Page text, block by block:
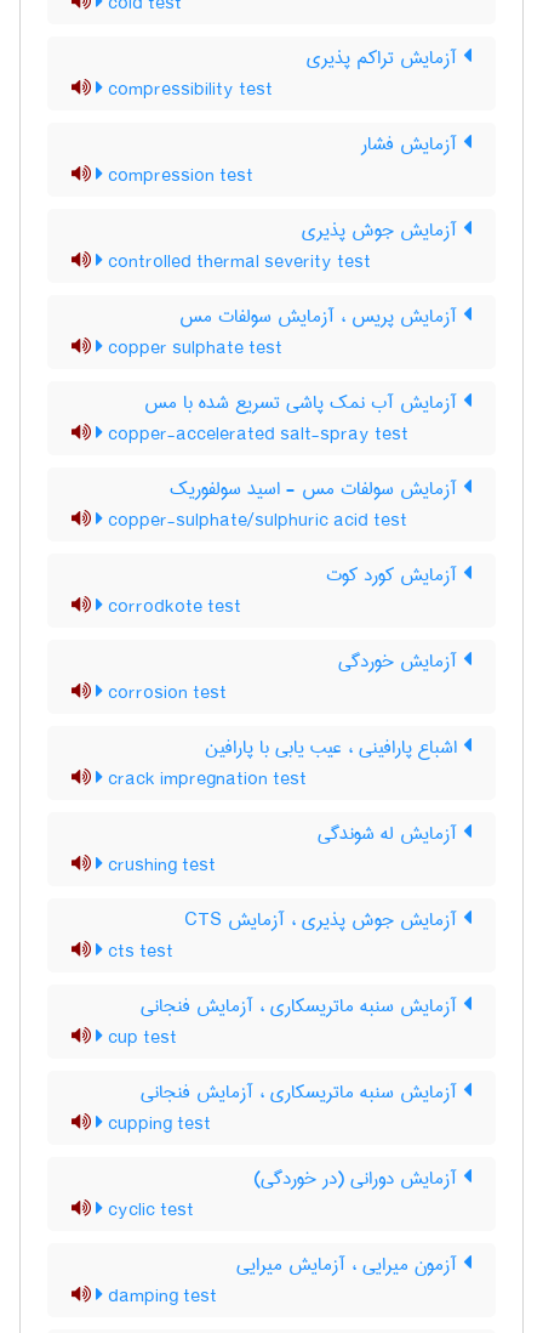
آزمایش تراکم پذیری
compressibility test
آزمایش فشار
compression test
آزمایش جوش پذیری
controlled thermal severity test
آزمایش پریس ، آزمایش سولفات مس
copper sulphate test
آزمایش آب نمک پاشی تسریع شده با مس
copper-accelerated salt-spray test
آزمایش سولفات مس - اسید سولفوریک
copper-sulphate/sulphuric acid test
آزمایش کورد کوت
corrodkote test
آزمایش خوردگی
corrosion test
اشباع پارافینی ، عیب یابی با پارافین
crack impregnation test
آزمایش له شوندگی
crushing test
آزمایش جوش پذیری ، آزمایش CTS
cts test
آزمایش سنبه ماتریسکاری ، آزمایش فنجانی
cup test
آزمایش سنبه ماتریسکاری ، آزمایش فنجانی
cupping test
آزمایش دورانی (در خوردگی)
cyclic test
آزمون میرایی ، آزمایش میرایی
damping test